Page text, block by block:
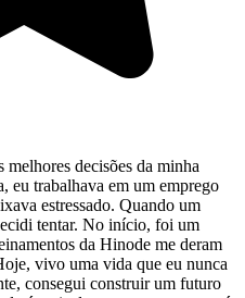
decisões da minha
eu trabalhava em um emprego
estressado. Quando um
tentar. No início, foi um
da Hinode me deram
vivo uma vida que eu nunca
consegui construir um futuro